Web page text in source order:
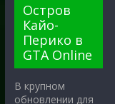
Остров
Кайо-
Перико в
GTA Online
В крупном
обновлении для